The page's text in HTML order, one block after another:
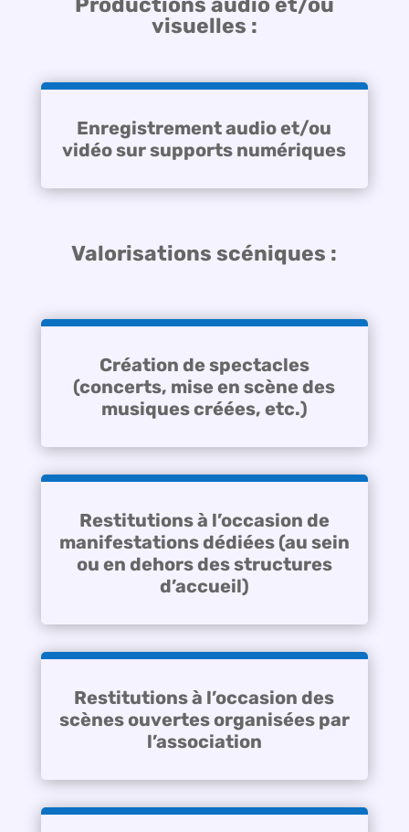
visuelles :
Enregistrement audio et/ou
vidéo sur supports numériques
Valorisations scéniques :
Création de spectacles
(concerts, mise en scène des
musiques créées, etc.)
Restitutions à l’occasion de
manifestations dédiées (au sein
ou en dehors des structures
d’accueil)
Restitutions à l’occasion des
scènes ouvertes organisées par
l’association